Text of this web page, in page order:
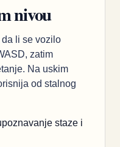
nivou
li se vozilo
zatim
Na uskim
od stalnog
staze i